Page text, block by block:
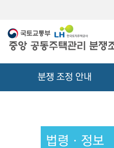
분쟁 조정 안내
법령ㆍ정보